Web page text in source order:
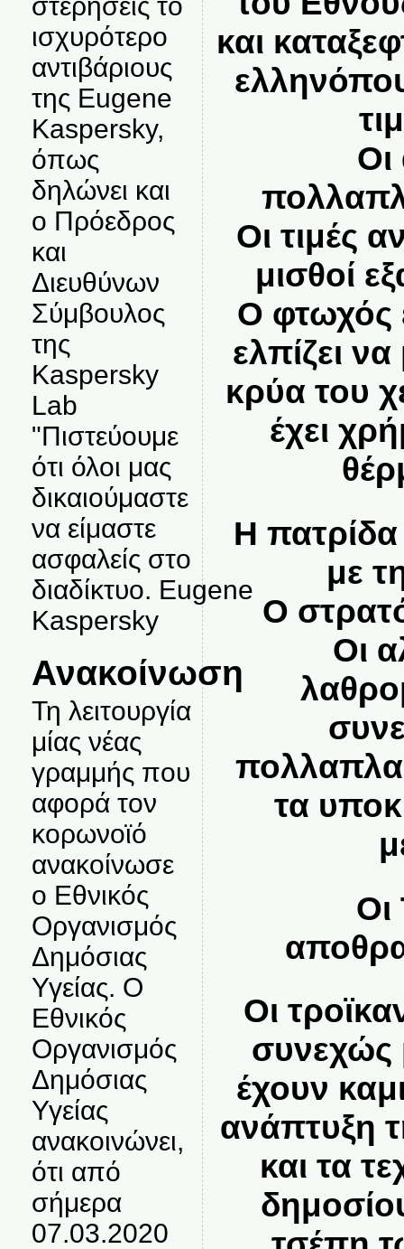
ισχυρότερο
αντιβάριους
της Eugene
Kaspersky,
όπως
δηλώνει και
ο Πρόεδρος
και
Διευθύνων
Σύμβουλος
της
Kaspersky
Lab
"Πιστεύουμε
ότι όλοι μας
δικαιούμαστε
να είμαστε
ασφαλείς στο
διαδίκτυο. Eugene
Kaspersky
Ανακοίνωση
Τη λειτουργία
μίας νέας
γραμμής που
αφορά τον
κορωνοϊό
ανακοίνωσε
ο Εθνικός
Οργανισμός
Δημόσιας
Υγείας. Ο
Εθνικός
Οργανισμός
Δημόσιας
Υγείας
ανακοινώνει,
ότι από
σήμερα
07.03.2020
και
Οι
Οι τιμές
μισθοί
Ο φτωχός
ελπίζει
κρύα του
έχει
Η πατρίδα
με
Ο
Οι
τα
Οι
Οι
συνεχώς
έχουν
ανάπτυξη
και τα